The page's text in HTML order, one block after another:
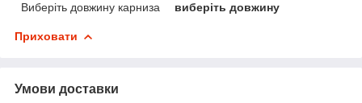
Виберіть довжину карниза
виберіть довжину
Приховати
Умови доставки